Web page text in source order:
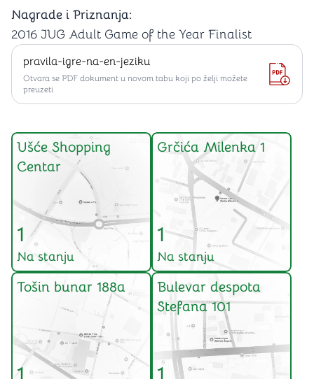
Nagrade i Priznanja:
2016 JUG Adult Game of the Year Finalist
pravila-igre-na-en-jeziku
Otvara se PDF dokument u novom tabu koji po želji možete
preuzeti
Ušće Shopping
Centar
1
Na stanju
Grčića Milenka 1
1
Na stanju
Tošin bunar 188a
Bulevar despota
Stefana 101